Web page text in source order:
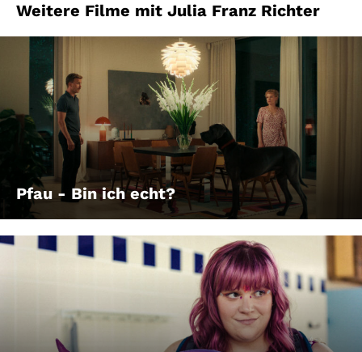
Weitere Filme mit Julia Franz Richter
Pfau - Bin ich echt?